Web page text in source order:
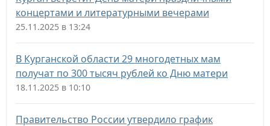
концертами и литературными вечерами
25.11.2025 в 13:24
В Курганской области 29 многодетных мам
получат по 300 тысяч рублей ко Дню матери
18.11.2025 в 10:10
Правительство России утвердило график